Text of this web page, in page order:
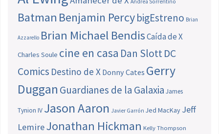
Batman Benjamin PercybigEstreno Brian
Azzarello Brian Michael BendisCaída de X
Charles Soule cine en casa Dan SlottDC
Comics Destino de X Donny Cates Gerry
Duggan Guardianes de la Galaxia James
Tynion IV Jason Aaron Javier Garrón Jed MacKay Jeff
LemireJonathan Hickman Kelly Thompson